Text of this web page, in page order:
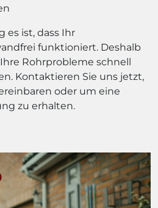
es ist, dass Ihr
funktioniert. Deshalb
Rohrprobleme schnell
Kontaktieren Sie uns jetzt,
oder um eine
zu erhalten.